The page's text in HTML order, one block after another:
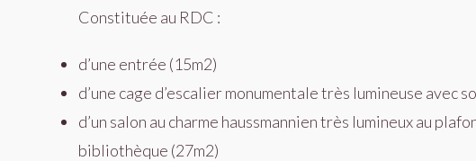
Constituée au RDC :
d’une entrée (15m2)
d’une cage d’escalier monumentale très lumineuse avec
d’un salon au charme haussmannien très lumineux au
bibliothèque (27m2)